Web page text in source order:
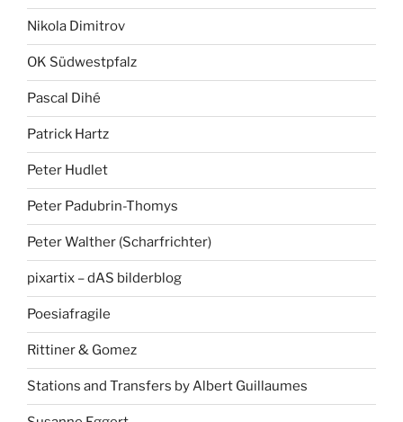
Nikola Dimitrov
OK Südwestpfalz
Pascal Dihé
Patrick Hartz
Peter Hudlet
Peter Padubrin-Thomys
Peter Walther (Scharfrichter)
pixartix – dAS bilderblog
Poesiafragile
Rittiner & Gomez
Stations and Transfers by Albert Guillaumes